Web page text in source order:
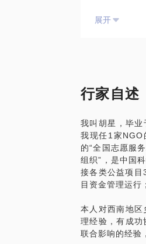
6.什么样的
11.公益人
全职投身公
前知道的？
如果你是一
公益的视角
公益组织，
白就筹得到
展开
行家自述
我叫胡星，毕业
我现任1家NGO
的“全国志愿服
组织”，是中国
接各类公益项
目资金管理运行
本人对西南地区
理经验，有成功
联合影响的经验